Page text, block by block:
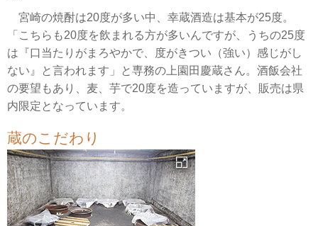
宮崎の焼酎は20度が多い中、幸蔵酒造は基本が25度。
「こちらも20度を飲まれる方が多いんですが、うちの25度
は『口当たりがまろやかで、度がきつい（強い）感じがし
ない』と言われます」と専務の上園田慶蔵さん。酒飯会社
の要望もあり、麦、芋で20度を造っていますが、販売は県
内限定となっています。
蔵のこだわり